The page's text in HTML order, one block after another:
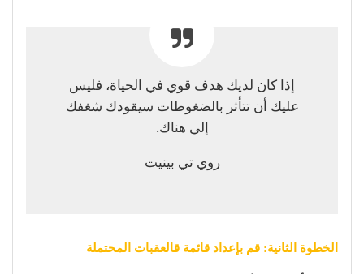
إذا كان لديك هدف قوي في الحياة، فليس
عليك أن تتأثر بالضغوطات سيقودك شغفك
إلي هناك.
روي تي بينيت
الخطوة الثانية: قم بإعداد قائمة قالعقبات المحتملة